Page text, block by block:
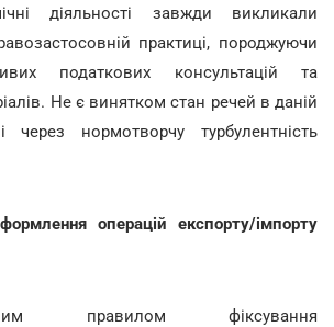
діяльності завжди викликали
практиці, породжуючи
податкових консультацій та
Не є винятком стан речей в даній
через нормотворчу турбулентність
операцій експорту/імпорту
правилом фіксування